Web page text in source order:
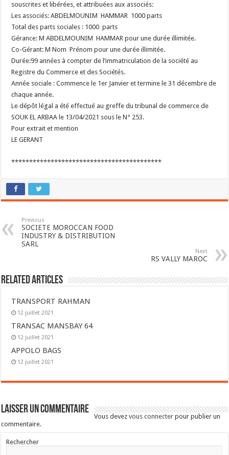
souscrites et libérées, et attribuées aux associés:
Les associés: ABDELMOUNIM HAMMAR 1000 parts
Total des parts sociales : 1000 parts
Gérance: M ABDELMOUNIM HAMMAR pour une durée illimitée.
Co-Gérant: M Nom Prénom pour une durée illimitée.
Durée:99 années à compter de l’immatriculation de la société au
Registre du Commerce et des Sociétés.
Année sociale : Commence le 1er Janvier et termine le 31 décembre de
chaque année.
Le dépôt légal a été effectué au greffe du tribunal de commerce de
SOUK EL ARBAA le 13/04/2021 sous le N° 253.
Pour extrait et mention
LE GERANT
******************************************
Previous
SOCIETE MOROCCAN FOOD
INDUSTRY & DISTRIBUTION
SARL
Next
RS VALLY MAROC
Related Articles
TRANSPORT RAHMAN
12 juillet 2021
TRANSAC MANSBAY 64
12 juillet 2021
APPOLO BAGS
12 juillet 2021
Laisser un commentaire
Vous devezvous connecter pour publier un
commentaire.
Rechercher